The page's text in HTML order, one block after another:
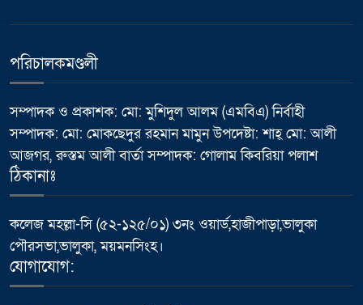
সম্মেলন
বাচ্চুর বরাদ্দে এইচবিবি রাস্তার কাজের
উদ্বোধন
৬
মাথায় হেলমেট, তবু কতটা নিরাপদ
৭
প্রধানমন্ত্রীর কার্যালয়ের ক্যাবল চুরি
ইস্যুতে প্রকাশিত সংবাদের প্রতিবাদ,
ফজলে রাব্বী
৮
পরিচালকমণ্ডলী
সম্পাদক ও প্রকাশক: মো: মুশিদুল আলম (এমবিএ) নির্বাহী
সম্পাদক: মো: মোকছেদুর রহমান মামুন উপদেষ্টা: শাহ্ মো: আলী
আজগর, রুস্তম আলী বার্তা সম্পাদক: গোলাম কিবরিয়া পলাশ
ঠিকানাঃ
কলেজ মহল্লা-সি (৫২-১২৫/০১) ৩নং ওয়ার্ড,হাজীপাড়া,ভালুকা
পৌরসভা,ভালুকা, ময়মনসিংহ।
যোগাযোগ: